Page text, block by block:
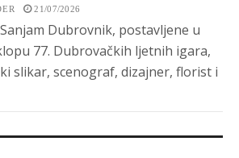
21/07/2026
Dubrovnik, postavljene u
77. Dubrovačkih ljetnih igara,
slikar, scenograf, dizajner, florist i